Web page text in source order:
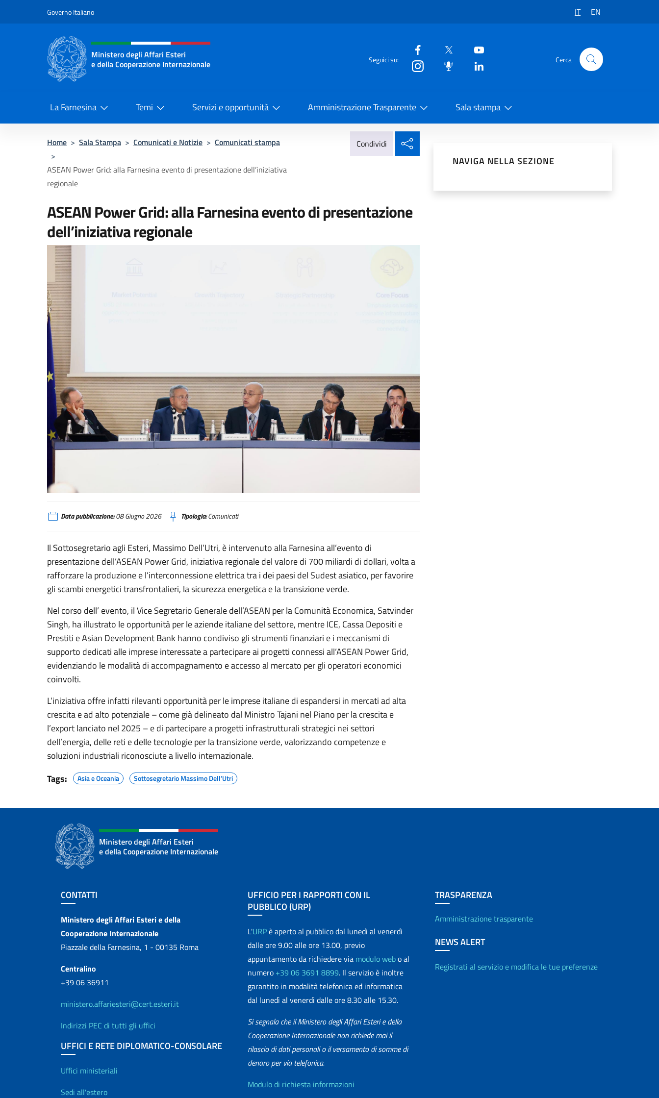
Governo Italiano IT EN
Intestazione sito, social e menù
Ministero degli Affari Esteri
e della Cooperazione Internazionale
Seguici su: Cerca
La Farnesina Temi Servizi e opportunità Amministrazione Trasparente Sala stampa
Home > Sala Stampa > Comunicati e Notizie > Comunicati stampa
>
ASEAN Power Grid: alla Farnesina evento di presentazione dell’iniziativa
regionale
Condividi
ASEAN Power Grid: alla Farnesina evento di presentazione
dell’iniziativa regionale
ASEAN Power Grid
Data pubblicazione:08 Giugno 2026 Tipologia:Comunicati
Il Sottosegretario agli Esteri, Massimo Dell’Utri, è intervenuto alla Farnesina all’evento di
presentazione dell’ASEAN Power Grid, iniziativa regionale del valore di 700 miliardi di dollari, volta a
rafforzare la produzione e l’interconnessione elettrica tra i dei paesi del Sudest asiatico, per favorire
gli scambi energetici transfrontalieri, la sicurezza energetica e la transizione verde.
Nel corso dell’ evento, il Vice Segretario Generale dell’ASEAN per la Comunità Economica, Satvinder
Singh, ha illustrato le opportunità per le aziende italiane del settore, mentre ICE, Cassa Depositi e
Prestiti e Asian Development Bank hanno condiviso gli strumenti finanziari e i meccanismi di
supporto dedicati alle imprese interessate a partecipare ai progetti connessi all’ASEAN Power Grid,
evidenziando le modalità di accompagnamento e accesso al mercato per gli operatori economici
coinvolti.
L’iniziativa offre infatti rilevanti opportunità per le imprese italiane di espandersi in mercati ad alta
crescita e ad alto potenziale – come già delineato dal Ministro Tajani nel Piano per la crescita e
l’export lanciato nel 2025 – e di partecipare a progetti infrastrutturali strategici nei settori
dell’energia, delle reti e delle tecnologie per la transizione verde, valorizzando competenze e
soluzioni industriali riconosciute a livello internazionale.
Tags:
Asia e Oceania Sottosegretario Massimo Dell’Utri
NAVIGA NELLA SEZIONE
Ministero degli Affari Esteri
e della Cooperazione Internazionale
Sezione footer
CONTATTI
Contatti
Ministero degli Affari Esteri e della
Cooperazione Internazionale
Piazzale della Farnesina, 1 - 00135 Roma
Centralino
+39 06 36911
ministero.affariesteri@cert.esteri.it
Indirizzi PEC di tutti gli uffici
UFFICI E RETE DIPLOMATICO-CONSOLARE
Uffici e Rete diplomatica
Uffici ministeriali
Sedi all'estero
UFFICIO PER I RAPPORTI CON IL
PUBBLICO (URP)
L'URPè aperto al pubblico dal lunedì al venerdì
dalle ore 9.00 alle ore 13.00, previo
appuntamento da richiedere via modulo webo al
numero +39 06 3691 8899. Il servizio è inoltre
garantito in modalità telefonica ed informatica
dal lunedì al venerdì dalle ore 8.30 alle 15.30.
Si segnala che il Ministero degli Affari Esteri e della
Cooperazione Internazionale non richiede mai il
rilascio di dati personali o il versamento di somme di
denaro per via telefonica.
Info utili
Modulo di richiesta informazioni
TRASPARENZA
Amministrazione trasparente
NEWS ALERT
Registrati al servizio e modifica le tue preferenze